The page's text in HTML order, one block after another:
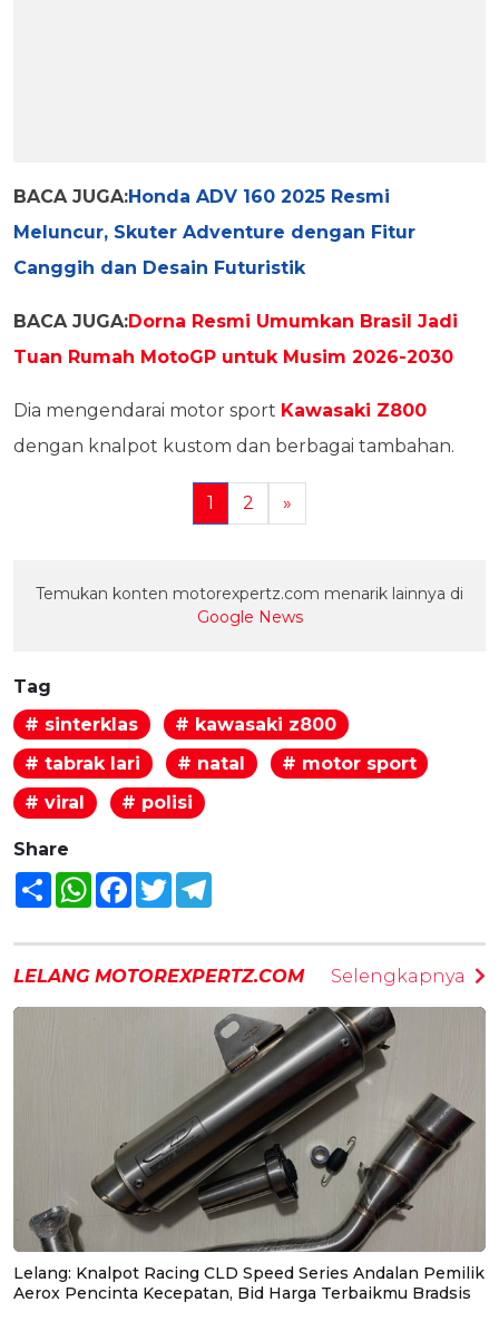
BACA JUGA:Honda ADV 160 2025 Resmi
Meluncur, Skuter Adventure dengan Fitur
Canggih dan Desain Futuristik
BACA JUGA:Dorna Resmi Umumkan Brasil Jadi
Tuan Rumah MotoGP untuk Musim 2026-2030
Dia mengendarai motor sport Kawasaki Z800
dengan knalpot kustom dan berbagai tambahan.
1 2 »
Temukan konten motorexpertz.com menarik lainnya di
Google News
Tag
# sinterklas
# kawasaki z800
# tabrak lari
# natal
# motor sport
# viral
# polisi
Share
Share WhatsAppFacebook
Twitter
LELANG MOTOREXPERTZ.COM Selengkapnya
Lelang: Knalpot Racing CLD Speed Series Andalan Pemilik
Aerox Pencinta Kecepatan, Bid Harga Terbaikmu Bradsis